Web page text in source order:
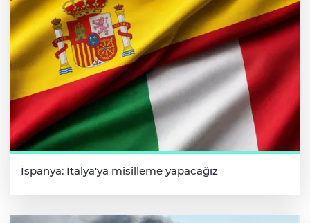
İspanya: İtalya'ya misilleme yapacağız